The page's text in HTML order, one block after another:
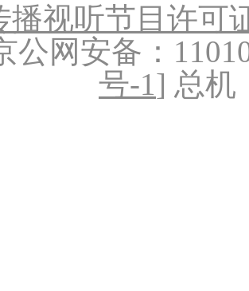
播视听节目许可
公网安备：
号-1] 总机